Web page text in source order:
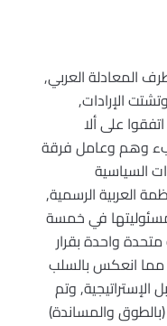
المعادلة العربي,
الإرادات,
على ألا
وهم وعامل فرقة
السياسية
العربية الرسمية,
جزءا اختزلت مسئوليتها في خمسة
واحدة بقرار
مما انعكس بالسلب
وتم
والمساندة)